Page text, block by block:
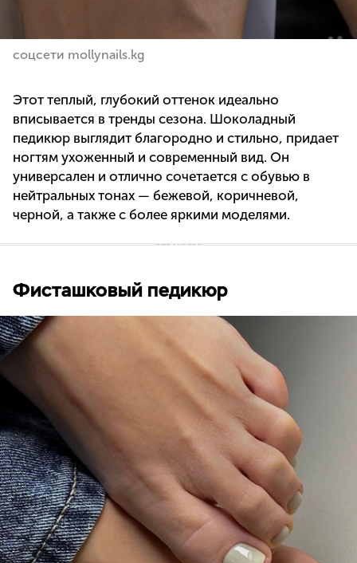
соцсети mollynails.kg
Этот теплый, глубокий оттенок идеально
вписывается в тренды сезона. Шоколадный
педикюр выглядит благородно и стильно, придает
ногтям ухоженный и современный вид. Он
универсален и отлично сочетается с обувью в
нейтральных тонах — бежевой, коричневой,
черной, а также с более яркими моделями.
Фисташковый педикюр